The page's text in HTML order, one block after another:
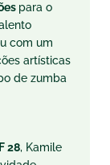
para o
com um
artísticas
de zumba
28, Kamile